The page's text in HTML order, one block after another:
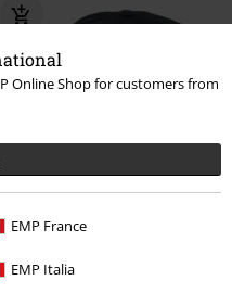
Online Shop for customers from
EMP France
EMP Italia
Damage Inc.